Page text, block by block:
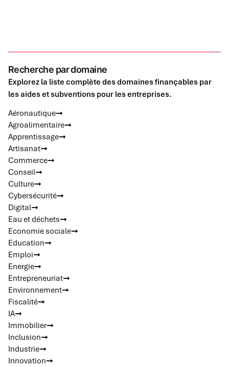
Recherche par domaine
Explorez la liste complète des domaines finançables par
les aides et subventions pour les entreprises.
Aéronautique
Agroalimentaire
Apprentissage
Artisanat
Commerce
Conseil
Culture
Cybersécurité
Digital
Eau et déchets
Economie sociale
Education
Emploi
Energie
Entrepreneuriat
Environnement
Fiscalité
IA
Immobilier
Inclusion
Industrie
Innovation